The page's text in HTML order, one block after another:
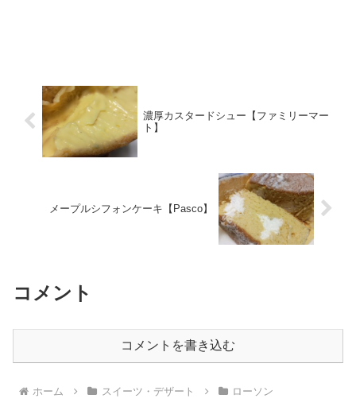
濃厚カスタードシュー【ファミリーマー
ト】
メープルシフォンケーキ【Pasco】
コメント
コメントを書き込む
ホーム スイーツ・デザート ローソン